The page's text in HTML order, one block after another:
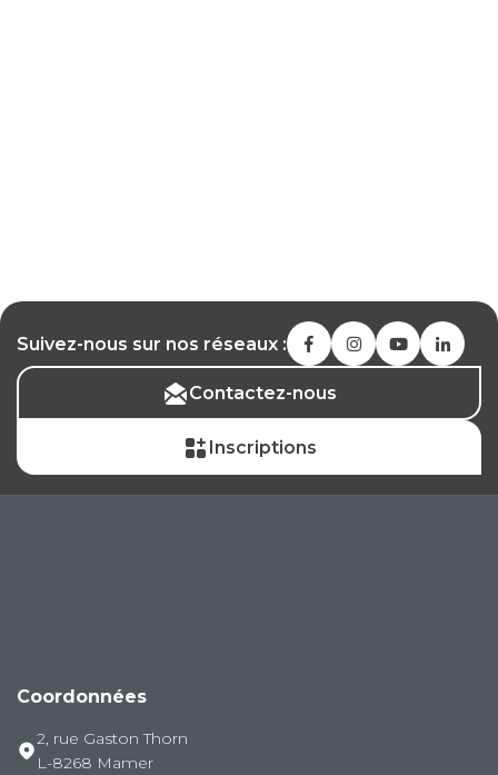
Suivez-nous sur nos réseaux :
Contactez-nous
Inscriptions
Coordonnées
2, rue Gaston Thorn
L-8268 Mamer